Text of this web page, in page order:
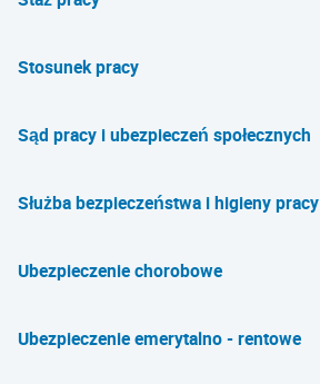
Stosunek pracy
Sąd pracy i ubezpieczeń społecznych
Służba bezpieczeństwa i higieny pracy
Ubezpieczenie chorobowe
Ubezpieczenie emerytalno - rentowe